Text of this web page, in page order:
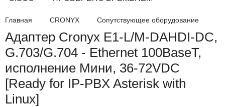
Главная CRONYX Сопутствующее оборудование
Адаптер Cronyx E1-L/M-DAHDI-DC,
G.703/G.704 - Ethernet 100BaseT,
исполнение Мини, 36-72VDC
[Ready for IP-PBX Asterisk with
Linux]